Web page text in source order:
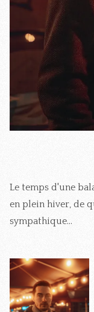
Le temps d'une
en plein hiver, de
sympathique...